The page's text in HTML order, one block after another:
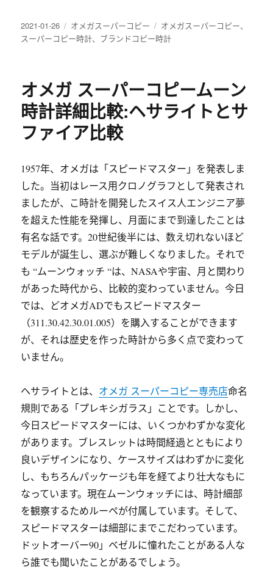
发
布
2021-01-26
分
类
オメガスーパーコピー
标
签
オメガスーパーコピー、
スーパーコピー時計、 ブランドコピー時計
オメガ スーパーコピームーン
時計詳細比較:ヘサライトとサ
ファイア比較
1957年、オメガは「スピードマスター」を発表しま
した。当初はレース用クロノグラフとして発表され
ましたが、こ時計を開発したスイス人エンジニア夢
を超えた性能を発揮し、月面にまで到達したことは
有名な話です。20世紀後半には、数え切れないほど
モデルが誕生し、選ぶが難しくなりました。それで
も “ムーンウォッチ “は、NASAや宇宙、月と関わり
があった時代から、比較的変わっていません。今日
では、どオメガADでもスピードマスター
（311.30.42.30.01.005）を購入することができます
が、それは歴史を作った時計から多く点で変わって
いません。
ヘサライトとは、 オメガ スーパーコピー専売店命名
規則である「プレキシガラス」ことです。しかし、
今日スピードマスターには、いくつかわずかな変化
があります。ブレスレットは時間経過とともにより
良いデザインになり、ケースサイズはわずかに変化
し、もちろんパッケージも年を経てより壮大なもに
なっています。現在ムーンウォッチには、時計細部
を観察するためルーペが付属しています。そして、
スピードマスターは細部にまでこだわっています。
ドットオーバー90」ベゼルに憧れたことがある人な
ら誰でも聞いたことがあるでしょう。